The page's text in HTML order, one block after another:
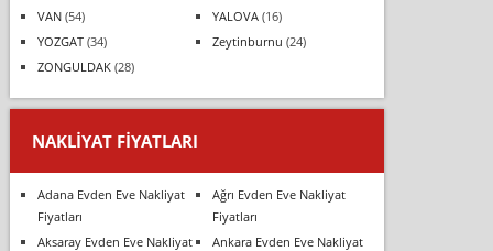
VAN(54) YALOVA(16)
YOZGAT(34) Zeytinburnu (24)
ZONGULDAK(28)
NAKLIYAT FIYATLARI
Adana Evden Eve Nakliyat
Fiyatları
Ağrı Evden Eve Nakliyat
Fiyatları
Aksaray Evden Eve Nakliyat
Ankara Evden Eve Nakliyat